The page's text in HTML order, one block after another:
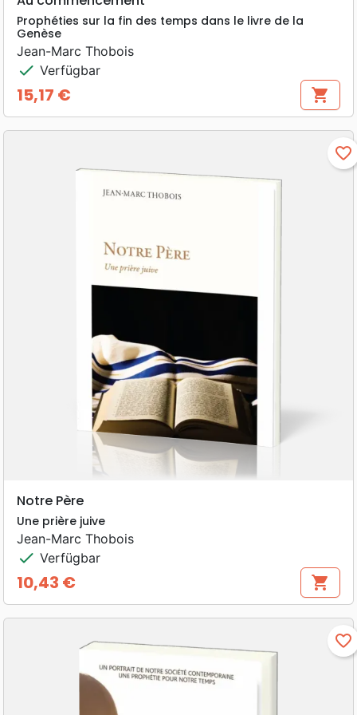
Prophéties sur la fin des temps dans le livre de la
Genèse
Jean-Marc Thobois
check Verfügbar
Preis
15,17 € shopping_cart
favorite_border
Notre Père
Une prière juive
Jean-Marc Thobois
check Verfügbar
Preis
10,43 € shopping_cart
favorite_border